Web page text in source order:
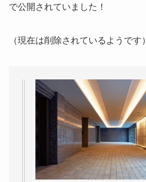
で公開されていました！
（現在は削除されているようです）